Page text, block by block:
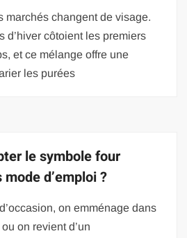
marchés changent de visage.
d’hiver côtoient les premiers
et ce mélange offre une
les purées
le symbole four
d’emploi ?
on emménage dans
on revient d’un